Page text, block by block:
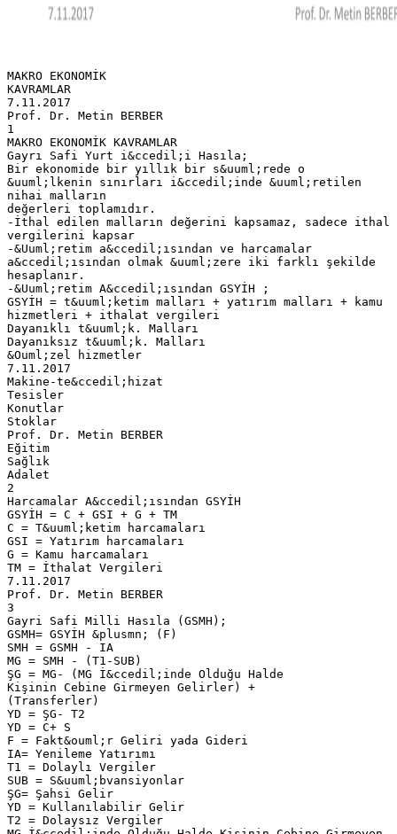
MAKRO EKONOMİK
KAVRAMLAR
7.11.2017
Prof. Dr. Metin BERBER
1
MAKRO EKONOMİK KAVRAMLAR
Gayrı Safi Yurt i&ccedil;i Hasıla;
Bir ekonomide bir yıllık bir s&uuml;rede o
&uuml;lkenin sınırları i&ccedil;inde &uuml;retilen
nihai malların
değerleri toplamıdır.
-İthal edilen malların değerini kapsamaz, sadece ithal
vergilerini kapsar
-&Uuml;retim a&ccedil;ısından ve harcamalar
a&ccedil;ısından olmak &uuml;zere iki farklı şekilde
hesaplanır.
-&Uuml;retim A&ccedil;ısından GSYİH ;
GSYİH = t&uuml;ketim malları + yatırım malları + kamu
hizmetleri + ithalat vergileri
Dayanıklı t&uuml;k. Malları
Dayanıksız t&uuml;k. Malları
&Ouml;zel hizmetler
7.11.2017
Makine-te&ccedil;hizat
Tesisler
Konutlar
Stoklar
Prof. Dr. Metin BERBER
Eğitim
Sağlık
Adalet
2
Harcamalar A&ccedil;ısından GSYİH
GSYİH = C + GSI + G + TM
C = T&uuml;ketim harcamaları
GSI = Yatırım harcamaları
G = Kamu harcamaları
TM = İthalat Vergileri
7.11.2017
Prof. Dr. Metin BERBER
3
Gayri Safi Milli Hasıla (GSMH);
GSMH= GSYİH &plusmn; (F)
SMH = GSMH - IA
MG = SMH - (T1-SUB)
ŞG = MG- (MG İ&ccedil;inde Olduğu Halde
Kişinin Cebine Girmeyen Gelirler) +
(Transferler)
YD = ŞG- T2
YD = C+ S
F = Fakt&ouml;r Geliri yada Gideri
IA= Yenileme Yatırımı
T1 = Dolaylı Vergiler
SUB = S&uuml;bvansiyonlar
ŞG= Şahsi Gelir
YD = Kullanılabilir Gelir
T2 = Dolaysız Vergiler